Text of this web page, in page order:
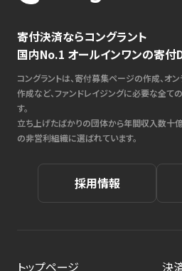
寄付決済ならコングラント
国内No.1 オールインワンの寄付
コングラントは、寄付募集ページの作成、オ
作成など、ファンドレイジングに必要な全て
す。
立ち上げたばかりの団体から年間収入数十
の非営利組織に選ばれています。
採用情報
トップページ
決